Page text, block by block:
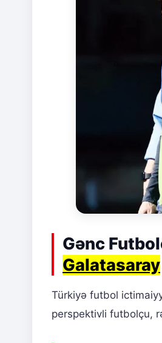
Gənc
Galatasaray
Türkiyə futbol
perspektivli futbolçu,